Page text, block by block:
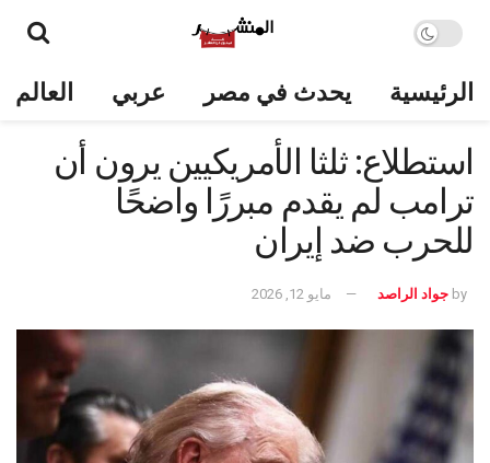
الرئيسية يحدث في مصر عربي العالم
استطلاع: ثلثا الأمريكيين يرون أن
ترامب لم يقدم مبررًا واضحًا
للحرب ضد إيران
by جواد الراصد مايو 12, 2026